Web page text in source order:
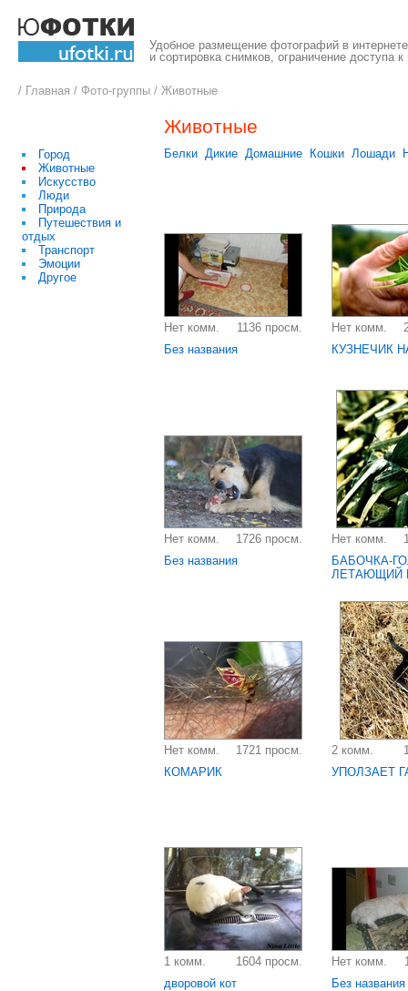
Удобное размещение фотографий в
и сортировка снимков, ограничение доступа
/ Главная / Фото-группы / Животные
Город
Животные
Искусство
Люди
Природа
Путешествия и
отдых
Транспорт
Эмоции
Другое
Животные
Белки Дикие Домашние Кошки Лошади
Нет комм.
1136 просм.
Без названия
Нет комм.
КУЗНЕЧИК
Нет комм.
1726 просм.
Без названия
Нет комм.
БАБОЧКА-
ЛЕТАЮЩИЙ
Нет комм.
1721 просм.
КОМАРИК
2 комм.
УПОЛЗАЕТ
1 комм.
1604 просм.
дворовой кот
Нет комм.
Без названия